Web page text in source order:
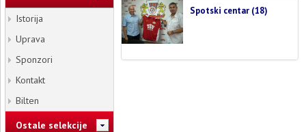
Istorija
Uprava
Sponzori
Kontakt
Bilten
Ostale selekcije
Spotski centar (18)